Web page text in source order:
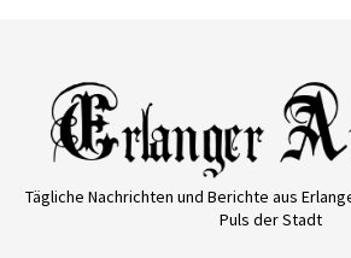
Tägliche Nachrichten und Berichte aus
Puls der Stadt